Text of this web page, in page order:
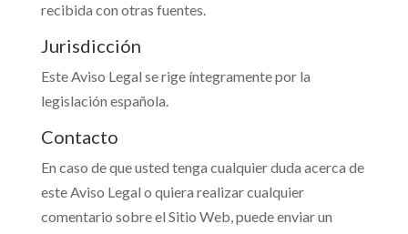
recibida con otras fuentes.
Jurisdicción
Este Aviso Legal se rige íntegramente por la
legislación española.
Contacto
En caso de que usted tenga cualquier duda acerca de
este Aviso Legal o quiera realizar cualquier
comentario sobre el Sitio Web, puede enviar un